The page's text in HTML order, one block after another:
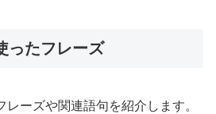
ったフレーズ
レーズや関連語句を紹介します。